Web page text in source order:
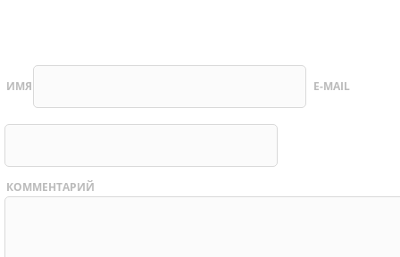
ИМЯ E-MAIL
КОММЕНТАРИЙ